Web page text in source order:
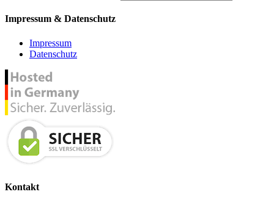
Impressum & Datenschutz
Impressum
Datenschutz
Kontakt